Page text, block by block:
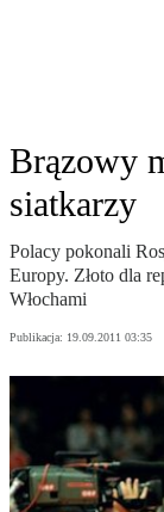
Brązowy
siatkarzy
Polacy pokonali
Europy. Złoto dla
Włochami
Publikacja: 19.09.2011 03:35